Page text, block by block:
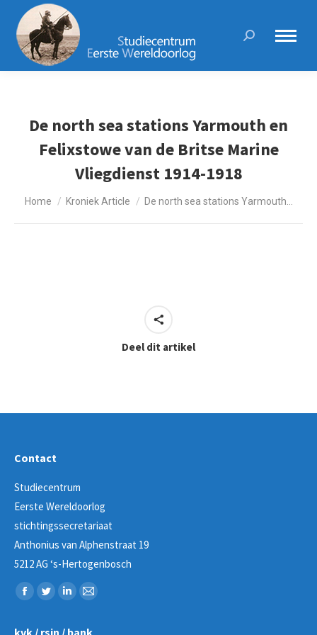
Search:
De north sea stations Yarmouth en
Felixstowe van de Britse Marine
Vliegdienst 1914-1918
Je bent hier:
Home Kroniek Article De north sea stations Yarmouth…
Deel dit artikel
Contact
Studiecentrum
Eerste Wereldoorlog
stichtingssecretariaat
Anthonius van Alphenstraat 19
5212 AG ‘s-Hertogenbosch
Vind ons op:
Facebook
TwitterLinkedin
Mail
kvk / rsin / bank